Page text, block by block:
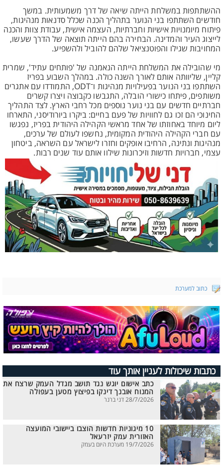
ההשתתפות במשלחת הייתה שיאה של דרך משמעותית. במשך
חודשים השתתפו בני הנוער בתהליך הכנה שכלל סדנאות מנהיגות,
פיתוח מיומנויות אישיות וחברתיות, העצמה אישית, עבודת צוות והכנה
לייצוג העיר והמדינה. הבחירה בהם הייתה תוצאה של הדרך שעשו,
המחויבות שגילו והפוטנציאל שלהם להוביל ולהשפיע.
מי שהובילה את המשלחת הייתה הנאמנה של 'פותחים עתיד', שמרית
קליין, שליוותה אותם לאורך השנה כולה. במהלך השבוע בפריז
השתתפו בני הנוער בפעילויות מנהיגות ו־ODT, התמודדו עם אתגרים
משותפים, פיתחו כישורי הובלה, התגבשו כקבוצה ויצרו קשרים
חברתיים חדשים עם בני נוער נוספים מכל רחבי הארץ. לצד התהליך
החינוכי הם זכו גם לחוויות של פעם בחיים: ביקרו ביורודיסני, התארחו
ליום מיוחד באחוזתו של אחד מראשי הקהילה היהודית בפריז, נפגשו
עם חברי הקהילה היהודית המקומית, נחשפו לעולם של ערכים,
מנהיגות ונתינה, הרחיבו אופקים וחזרו לישראל עם השראה, ביטחון
עצמי, חברויות חדשות וזיכרונות שילוו אותם עוד שנים רבות.
כתוב למערכת
כתבות שיכולות לעניין אותך עוד
כתב אישום יוגש נגד תושב מגדל העמק שרצח את
המנוח אובנך דינקו בפיצוץ מטען בעפולה
28/7/2026 דני ברנר
10 מיגוניות חדשות הוצבו ביישובי המועצה
האזורית עמק יזרעאל
19/7/2026 מערכת היום בעמק